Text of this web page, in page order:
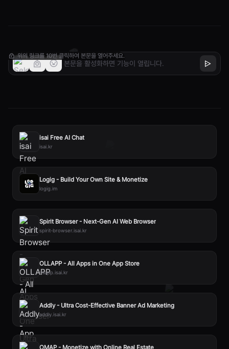
위의 링크를 10번 클릭하여 본문을 열어주세요.
isai Free AI Chat
isai.kr
Logig - Build Your Own Site & Monetize
logig.im
Spirit Browser - Next-Gen AI Web Browser
spirit-browser.isai.kr
OLLAPP - All Apps in One App Store
ollapp.isai.kr
Addly - Ultra Cost-Effective Banner Ad Marketing
addly.isai.kr
OMAP - Monetize with Online Real Estate